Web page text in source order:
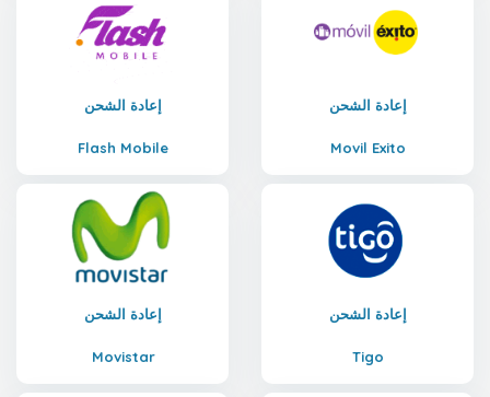
إعادة الشحن
Flash Mobile
إعادة الشحن
Movil Exito
إعادة الشحن
Movistar
إعادة الشحن
Tigo